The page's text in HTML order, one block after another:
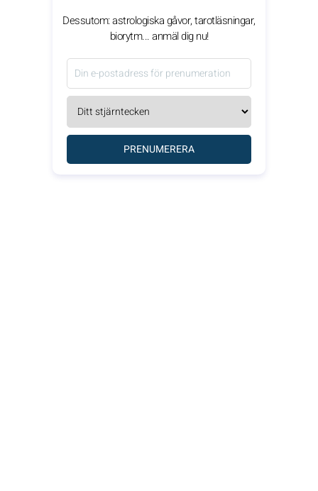
Dessutom: astrologiska gåvor, tarotläsningar,
biorytm... anmäl dig nu!
PRENUMERERA